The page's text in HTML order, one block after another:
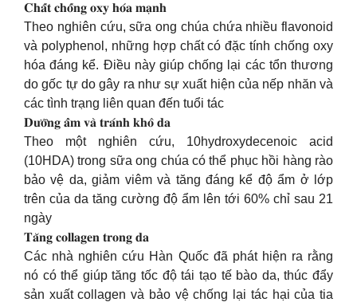
𝐂𝐡𝐚̂́𝐭 𝐜𝐡𝐨̂́𝐧𝐠 𝐨𝐱𝐲 𝐡𝐨́𝐚 𝐦𝐚̣𝐧𝐡
Theo nghiên cứu, sữa ong chúa chứa nhiều flavonoid
và polyphenol, những hợp chất có đặc tính chống oxy
hóa đáng kể. Điều này giúp chống lại các tổn thương
do gốc tự do gây ra như sự xuất hiện của nếp nhăn và
các tình trạng liên quan đến tuổi tác
𝐃𝐮̛𝐨̛̃𝐧𝐠 𝐚̂̉𝐦 𝐯𝐚̀ 𝐭𝐫𝐚́𝐧𝐡 𝐤𝐡𝐨̂ 𝐝𝐚
Theo một nghiên cứu, 10hydroxydecenoic acid
(10HDA) trong sữa ong chúa có thể phục hồi hàng rào
bảo vệ da, giảm viêm và tăng đáng kể độ ẩm ở lớp
trên của da tăng cường độ ẩm lên tới 60% chỉ sau 21
ngày
𝐓𝐚̆𝐧𝐠 𝐜𝐨𝐥𝐥𝐚𝐠𝐞𝐧 𝐭𝐫𝐨𝐧𝐠 𝐝𝐚
Các nhà nghiên cứu Hàn Quốc đã phát hiện ra rằng
nó có thể giúp tăng tốc độ tái tạo tế bào da, thúc đẩy
sản xuất collagen và bảo vệ chống lại tác hại của tia